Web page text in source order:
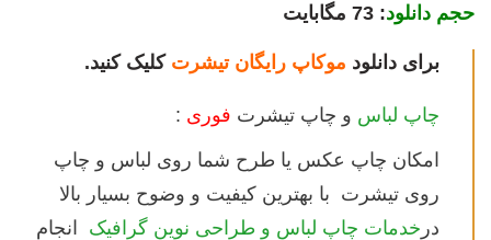
حجم دانلود: 73 مگابایت
برای دانلود موکاپ رایگان تیشرت کلیک کنید.
چاپ لباس و چاپ تیشرت فوری :
امکان چاپ عکس یا طرح شما روی لباس و چاپ
روی تیشرت با بهترین کیفیت و وضوح بسیار بالا
در خدمات چاپ لباس و طراحی نوین گرافیک
انجام